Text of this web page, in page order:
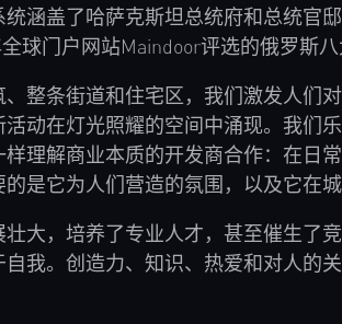
统涵盖了哈萨克斯坦总统府和总统
球门户网站Maindoor评选的俄罗斯
整条街道和住宅区，我们激发人们
活动在灯光照耀的空间中涌现。我们
样理解商业本质的开发商合作：在
的是它为人们营造的氛围，以及它在
大，培养了专业人才，甚至催生了
自我。创造力、知识、热爱和对人的